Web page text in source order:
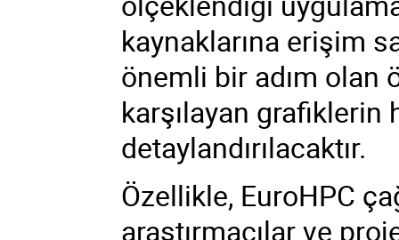
kaynaklarına erişim
önemli bir adım
karşılayan grafiklerin
detaylandırılacaktır.
Özellikle, EuroHPC
araştırmacılar ve